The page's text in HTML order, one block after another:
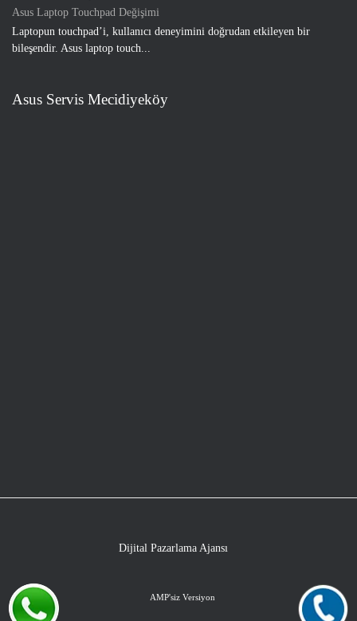
Asus Laptop Touchpad Değişimi
Laptopun touchpad’i, kullanıcı deneyimini doğrudan etkileyen bir
bileşendir. Asus laptop touch...
Asus Servis Mecidiyeköy
Dijital Pazarlama Ajansı
AMP'siz Versiyon